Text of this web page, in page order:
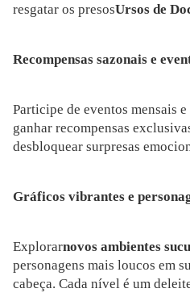
resgatar os presosUrsos de
Recompensas sazonais e
Participe de eventos mensais
ganhar recompensas
desbloquear surpresas
Gráficos vibrantes e
Explorarnovos ambientes
personagens mais loucos em
cabeça. Cada nível é um